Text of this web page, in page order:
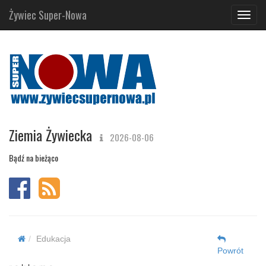
Żywiec Super-Nowa
Ziemia Żywiecka 2026-08-06
Bądź na bieżąco
Edukacja
Powrót